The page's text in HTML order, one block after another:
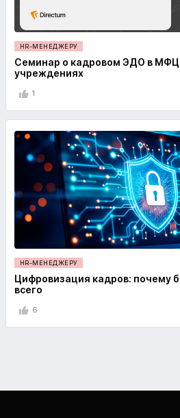
HR-МЕНЕДЖЕРУ
Семинар о кадровом ЭДО в
учреждениях
1
HR-МЕНЕДЖЕРУ
Цифровизация кадров: почему
всего
6